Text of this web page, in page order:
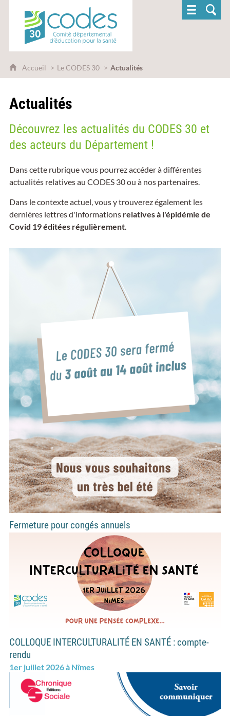
CoDES 30 - Comité départemental
Accueil Le CODES 30 Actualités
Actualités
Découvrez les actualités du CODES 30 et
des acteurs du Département !
Dans cette rubrique vous pourrez accéder à différentes
actualités relatives au CODES 30 ou à nos partenaires.
Dans le contexte actuel, vous y trouverez également les
dernières lettres d'informations relatives à l'épidémie de
Covid 19 éditées régulièrement.
Fermeture pour congés annuels
COLLOQUE INTERCULTURALITÉ EN SANTÉ : compte-
rendu
1er juillet 2026 à Nîmes